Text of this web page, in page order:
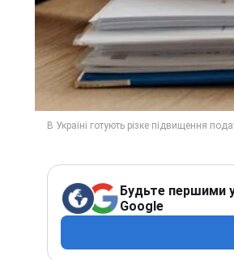
Будьте першими
Google